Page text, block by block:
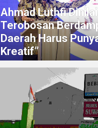
Ahmad Luthfi
Terobosan
Daerah Harus
Kreatif”